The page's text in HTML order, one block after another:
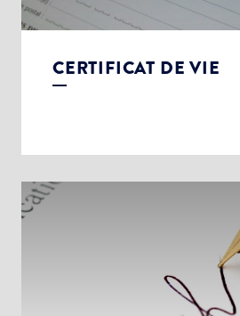
CERTIFICAT DE VIE